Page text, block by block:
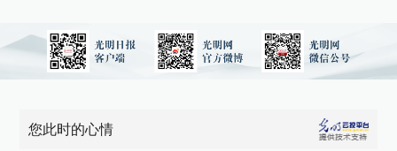
您此时的心情